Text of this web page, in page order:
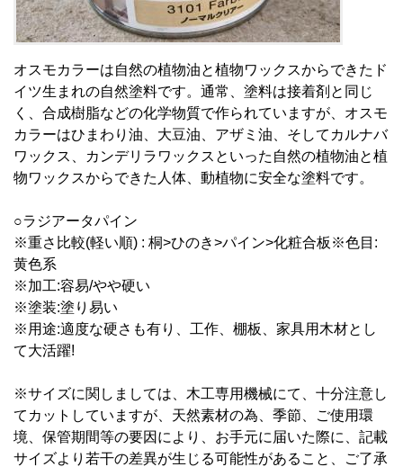
オスモカラーは自然の植物油と植物ワックスからできたド
イツ生まれの自然塗料です。通常、塗料は接着剤と同じ
く、合成樹脂などの化学物質で作られていますが、オスモ
カラーはひまわり油、大豆油、アザミ油、そしてカルナバ
ワックス、カンデリラワックスといった自然の植物油と植
物ワックスからできた人体、動植物に安全な塗料です。
○ラジアータパイン
※重さ比較(軽い順) : 桐>ひのき>パイン>化粧合板※色目:
黄色系
※加工:容易/やや硬い
※塗装:塗り易い
※用途:適度な硬さも有り、工作、棚板、家具用木材とし
て大活躍!
※サイズに関しましては、木工専用機械にて、十分注意し
てカットしていますが、天然素材の為、季節、ご使用環
境、保管期間等の要因により、お手元に届いた際に、記載
サイズより若干の差異が生じる可能性があること、ご了承